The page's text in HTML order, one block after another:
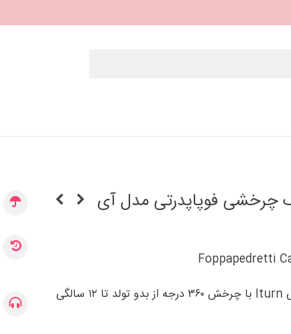
چرخشی فوپاپدرتی مدل آی
Foppapedretti
صندلی ماشین کودک چرخشی Iturn با چرخش ۳۶۰ درجه از بدو تولد تا ۱۲ سالگی